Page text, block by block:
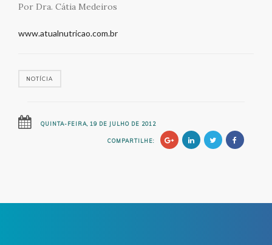
Por Dra. Cátia Medeiros
www.atualnutricao.com.br
NOTÍCIA
QUINTA-FEIRA, 19 DE JULHO DE 2012
COMPARTILHE: